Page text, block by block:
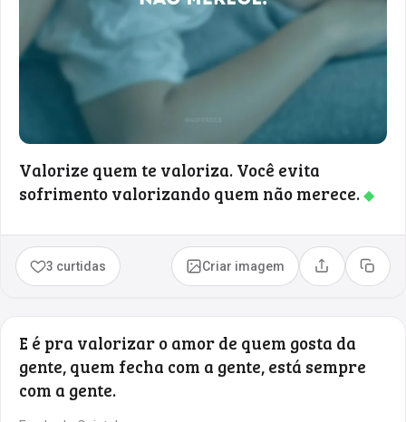
Valorize quem te valoriza. Você evita
sofrimento valorizando quem não merece.◆
3 curtidas Criar imagem Compartilhar
Copiar
E é pra valorizar o amor de quem gosta da
gente, quem fecha com a gente, está sempre
com a gente.